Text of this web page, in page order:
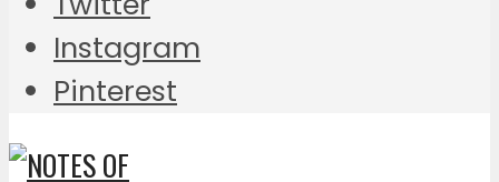
Instagram
Pinterest